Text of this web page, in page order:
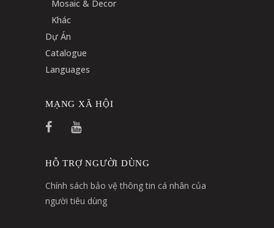
Mosaic & Decor
Khác
Dự Án
Catalogue
Languages
MẠNG XÃ HỘI
HỖ TRỢ NGƯỜI DÙNG
Chính sách bảo vệ thông tin cá nhân của
người tiêu dùng